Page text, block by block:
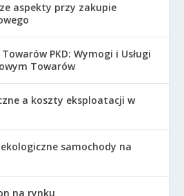
aspekty przy zakupie
PKD: Wymogi i Usługi
Towarów
a koszty eksploatacji w
samochody na
na rynku